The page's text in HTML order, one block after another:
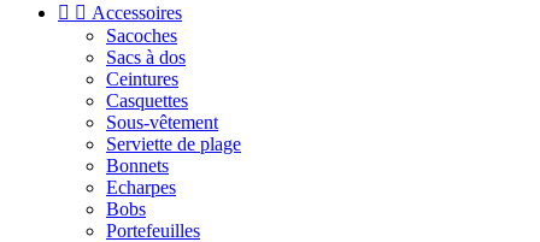
  Accessoires
Sacoches
Sacs à dos
Ceintures
Casquettes
Sous-vêtement
Serviette de plage
Bonnets
Echarpes
Bobs
Portefeuilles